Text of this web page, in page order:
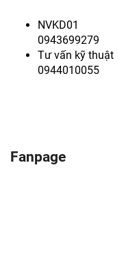
NVKD01
0943699279
Tư vấn kỹ thuật
0944010055
Fanpage